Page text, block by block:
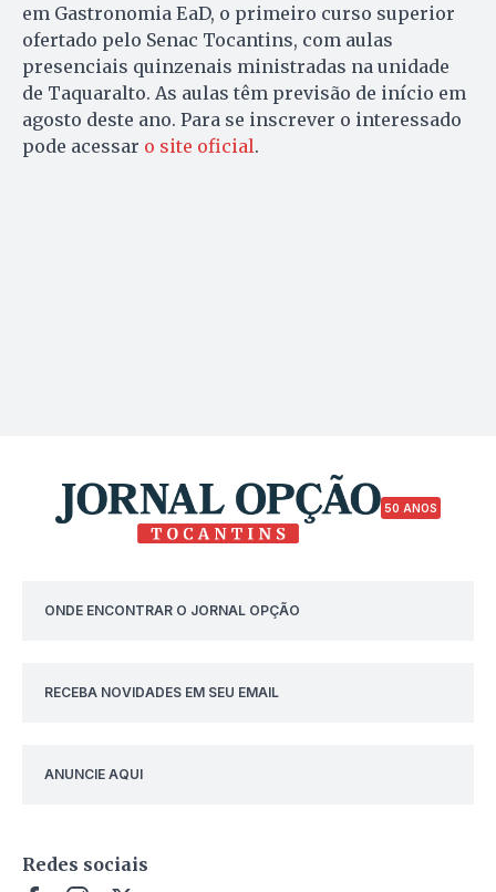
em Gastronomia EaD, o primeiro curso superior
ofertado pelo Senac Tocantins, com aulas
presenciais quinzenais ministradas na unidade
de Taquaralto. As aulas têm previsão de início em
agosto deste ano. Para se inscrever o interessado
pode acessar o site oficial.
50 ANOS
ONDE ENCONTRAR O JORNAL OPÇÃO
RECEBA NOVIDADES EM SEU EMAIL
ANUNCIE AQUI
Redes sociais